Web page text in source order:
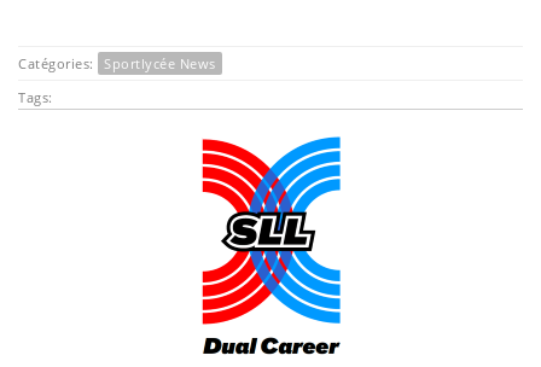
Catégories:
Sportlycée News
Tags: